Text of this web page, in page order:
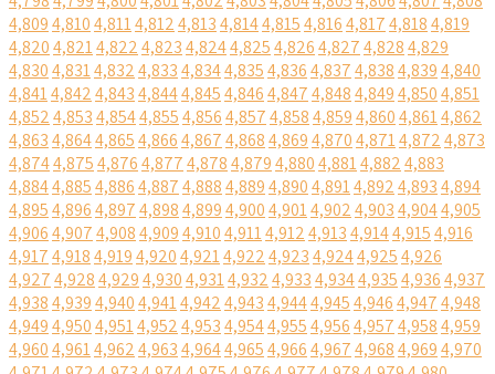
4,8094,8104,8114,8124,8134,8144,8154,8164,8174,8184,819
4,8204,8214,8224,8234,8244,8254,8264,8274,8284,829
4,8304,8314,8324,8334,8344,8354,8364,8374,8384,8394,840
4,8414,8424,8434,8444,8454,8464,8474,8484,8494,8504,851
4,8524,8534,8544,8554,8564,8574,8584,8594,8604,8614,862
4,8634,8644,8654,8664,8674,8684,8694,8704,8714,8724,873
4,8744,8754,8764,8774,8784,8794,8804,8814,8824,883
4,8844,8854,8864,8874,8884,8894,8904,8914,8924,8934,894
4,8954,8964,8974,8984,8994,9004,9014,9024,9034,9044,905
4,9064,9074,9084,9094,9104,9114,9124,9134,9144,9154,916
4,9174,9184,9194,9204,9214,9224,9234,9244,9254,926
4,9274,9284,9294,9304,9314,9324,9334,9344,9354,9364,937
4,9384,9394,9404,9414,9424,9434,9444,9454,9464,9474,948
4,9494,9504,9514,9524,9534,9544,9554,9564,9574,9584,959
4,9604,9614,9624,9634,9644,9654,9664,9674,9684,9694,970